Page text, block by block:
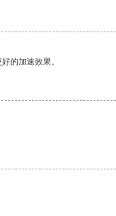
的加速效果。